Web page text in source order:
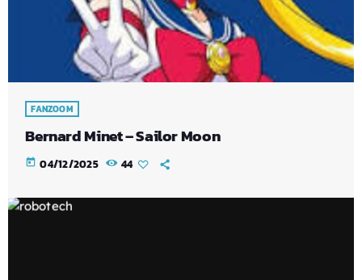
FANZOOM
Bernard Minet – Sailor Moon
today 04/12/2025 44